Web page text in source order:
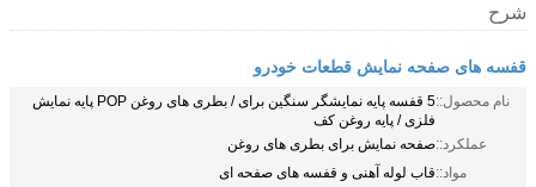
شرح
قفسه های صفحه نمایش قطعات خودرو
نام محصول::
5 قفسه پایه نمایشگر سنگین برای / بطری های روغن POP پایه نمایش
فلزی / پایه روغن کف
عملکرد::صفحه نمایش برای بطری های روغن
مواد::قاب لوله آهنی و قفسه های صفحه ای